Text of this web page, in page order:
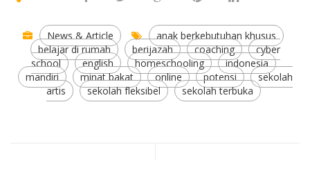
News & Article
anak berkebutuhan khusus
belajar di rumah
berijazah coaching
cyber
school
english homeschooling
indonesia
mandiri
minat bakat online potensi
sekolah
artis
sekolah fleksibel sekolah terbuka